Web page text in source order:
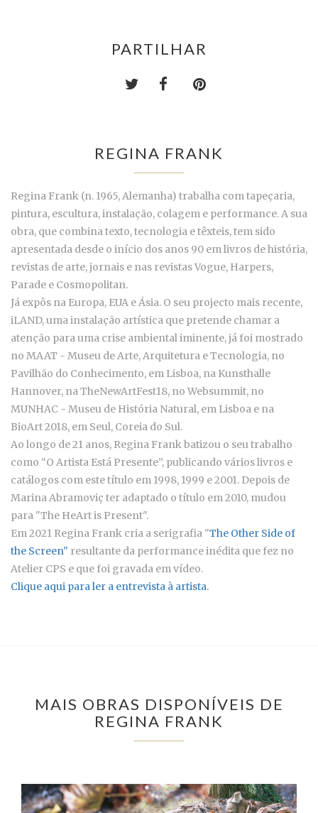
PARTILHAR
REGINA FRANK
Regina Frank (n. 1965, Alemanha) trabalha com tapeçaria,
pintura, escultura, instalação, colagem e performance. A sua
obra, que combina texto, tecnologia e têxteis, tem sido
apresentada desde o início dos anos 90 em livros de história,
revistas de arte, jornais e nas revistas Vogue, Harpers,
Parade e Cosmopolitan.
Já expôs na Europa, EUA e Ásia. O seu projecto mais recente,
iLAND, uma instalação artística que pretende chamar a
atenção para uma crise ambiental iminente, já foi mostrado
no MAAT - Museu de Arte, Arquitetura e Tecnologia, no
Pavilhão do Conhecimento, em Lisboa, na Kunsthalle
Hannover, na TheNewArtFest18, no Websummit, no
MUNHAC - Museu de História Natural, em Lisboa e na
BioArt 2018, em Seul, Coreia do Sul.
Ao longo de 21 anos, Regina Frank batizou o seu trabalho
como “O Artista Está Presente”, publicando vários livros e
catálogos com este título em 1998, 1999 e 2001. Depois de
Marina Abramoviç ter adaptado o título em 2010, mudou
para "The HeArt is Present".
Em 2021 Regina Frank cria a serigrafia "The Other Side of
the Screen" resultante da performance inédita que fez no
Atelier CPS e que foi gravada em vídeo.
Clique aqui para ler a entrevista à artista.
MAIS OBRAS DISPONÍVEIS DE
REGINA FRANK